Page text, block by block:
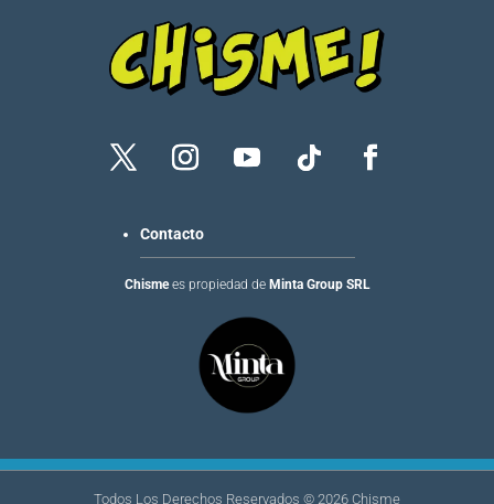
Contacto
Chismees propiedad de Minta Group SRL
Todos Los Derechos Reservados © 2026 Chisme